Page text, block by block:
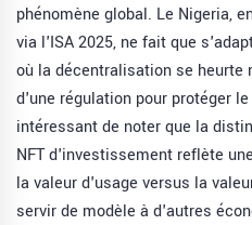
phénomène global. Le Nigeria,
via l'ISA 2025, ne fait que
où la décentralisation se
d'une régulation pour protéger
intéressant de noter que la
NFT d'investissement reflète
la valeur d'usage versus la
servir de modèle à d'autres